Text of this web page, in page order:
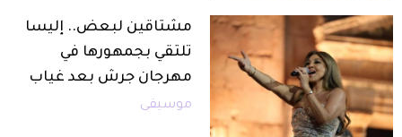
مشتاقين لبعض.. إليسا
تلتقي بجمهورها في
مهرجان جرش بعد غياب
موسيقى